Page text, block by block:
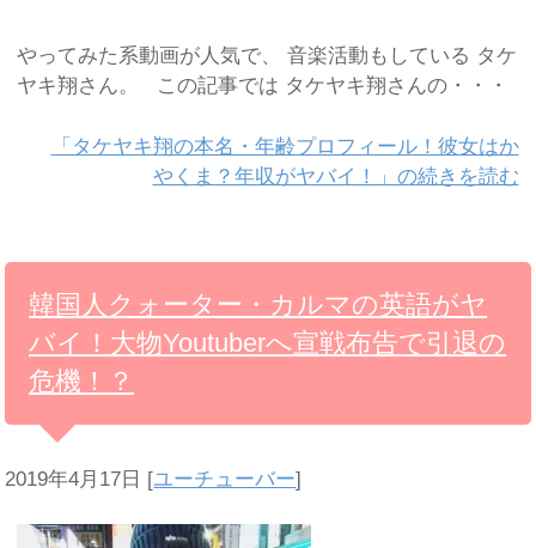
やってみた系動画が人気で、 音楽活動もしている タケ
ヤキ翔さん。 この記事では タケヤキ翔さんの・・・
「タケヤキ翔の本名・年齢プロフィール！彼女はか
やくま？年収がヤバイ！」の続きを読む
韓国人クォーター・カルマの英語がヤ
バイ！大物Youtuberへ宣戦布告で引退の
危機！？
2019年4月17日 [ユーチューバー]